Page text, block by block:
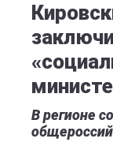
В регионе